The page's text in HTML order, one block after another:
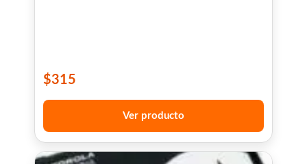
$315
Ver producto